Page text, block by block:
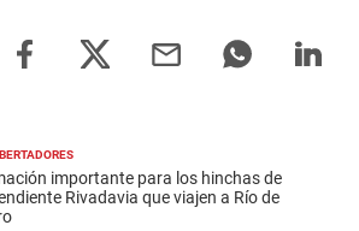
importante para los hinchas de
Rivadavia que viajen a Río de